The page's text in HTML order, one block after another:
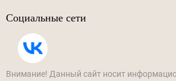
Социальные сети
Внимание! Данный сайт носит